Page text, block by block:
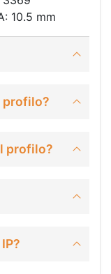
10.5 mm
profilo?
profilo?